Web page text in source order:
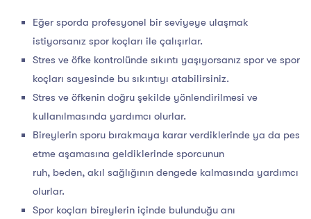
Eğer sporda profesyonel bir seviyeye ulaşmak
istiyorsanız spor koçları ile çalışırlar.
Stres ve öfke kontrolünde sıkıntı yaşıyorsanız spor ve spor
koçları sayesinde bu sıkıntıyı atabilirsiniz.
Stres ve öfkenin doğru şekilde yönlendirilmesi ve
kullanılmasında yardımcı olurlar.
Bireylerin sporu bırakmaya karar verdiklerinde ya da pes
etme aşamasına geldiklerinde sporcunun
ruh, beden, akıl sağlığının dengede kalmasında yardımcı
olurlar.
Spor koçları bireylerin içinde bulunduğu anı